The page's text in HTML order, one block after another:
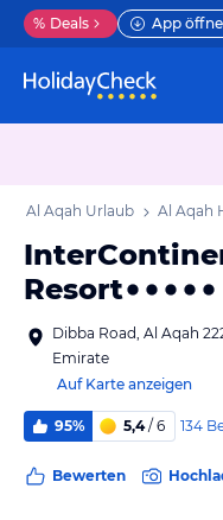
% Deals App
Al Aqah Urlaub Al Aqah
Resort
Dibba Road, Al Aqah
Emirate
Auf Karte anzeigen
95% 5,4/ 6 134
Bewerten